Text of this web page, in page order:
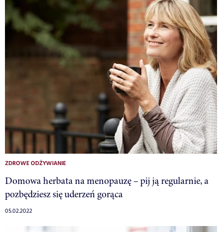
ZDROWE ODŻYWIANIE
Domowa herbata na menopauzę – pij ją regularnie, a
pozbędziesz się uderzeń gorąca
05.02.2022